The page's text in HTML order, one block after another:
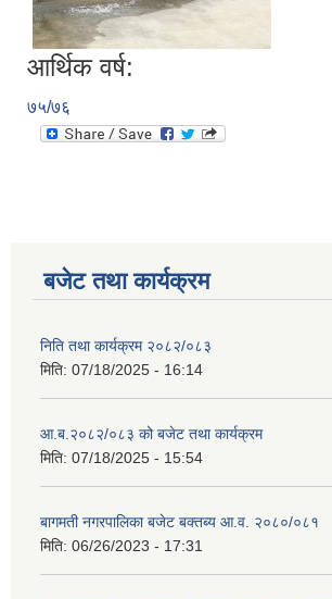
आर्थिक वर्ष:
७५/७६
बजेट तथा कार्यक्रम
निति तथा कार्यक्रम २०८२/०८३
मिति: 07/18/2025 - 16:14
आ.ब.२०८२/०८३ को बजेट तथा कार्यक्रम
मिति: 07/18/2025 - 15:54
बागमती नगरपालिका बजेट बक्तब्य आ.व. २०८०/०८१
मिति: 06/26/2023 - 17:31